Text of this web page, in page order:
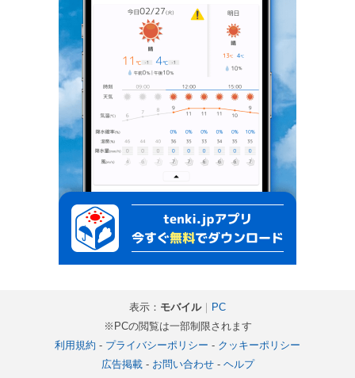
表示： モバイル｜
PC
※PCの閲覧は一部制限されます
利用規約 - プライバシーポリシー - クッキーポリシー
広告掲載- お問い合わせ- ヘルプ